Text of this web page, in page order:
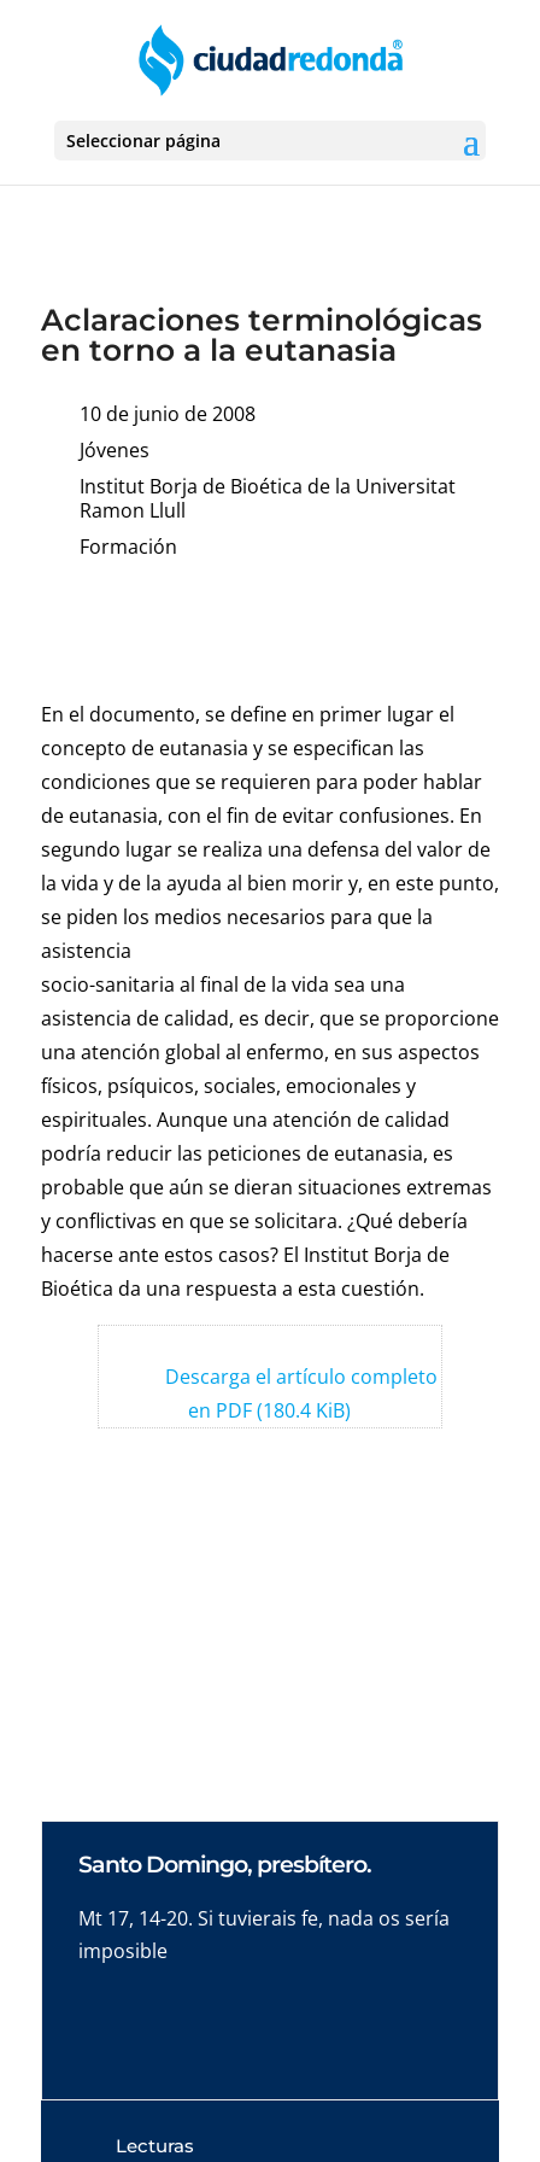
Seleccionar página
Aclaraciones terminológicas
en torno a la eutanasia
10 de junio de 2008
Jóvenes
Institut Borja de Bioética de la Universitat
Ramon Llull
Formación
En el documento, se define en primer lugar el
concepto de eutanasia y se especifican las
condiciones que se requieren para poder hablar
de eutanasia, con el fin de evitar confusiones. En
segundo lugar se realiza una defensa del valor de
la vida y de la ayuda al bien morir y, en este punto,
se piden los medios necesarios para que la
asistencia
socio-sanitaria al final de la vida sea una
asistencia de calidad, es decir, que se proporcione
una atención global al enfermo, en sus aspectos
físicos, psíquicos, sociales, emocionales y
espirituales. Aunque una atención de calidad
podría reducir las peticiones de eutanasia, es
probable que aún se dieran situaciones extremas
y conflictivas en que se solicitara. ¿Qué debería
hacerse ante estos casos? El Institut Borja de
Bioética da una respuesta a esta cuestión.
Descarga el artículo completo
en PDF (180.4 KiB)
Santo Domingo, presbítero.
Mt 17, 14-20. Si tuvierais fe, nada os sería
imposible
Lecturas